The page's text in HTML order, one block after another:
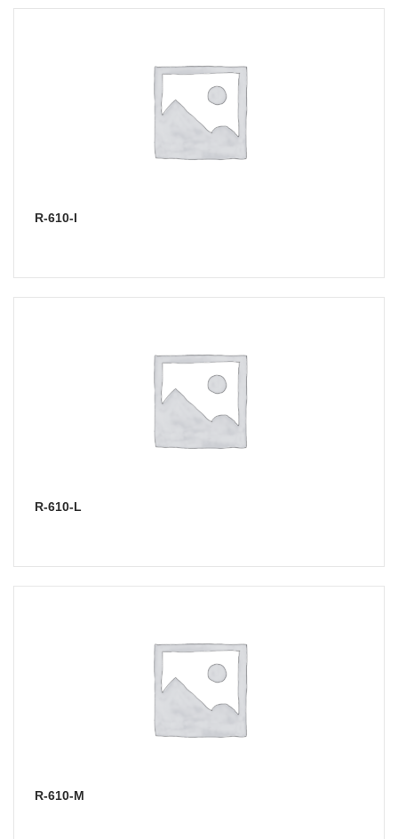
R-610-I
R-610-L
R-610-M